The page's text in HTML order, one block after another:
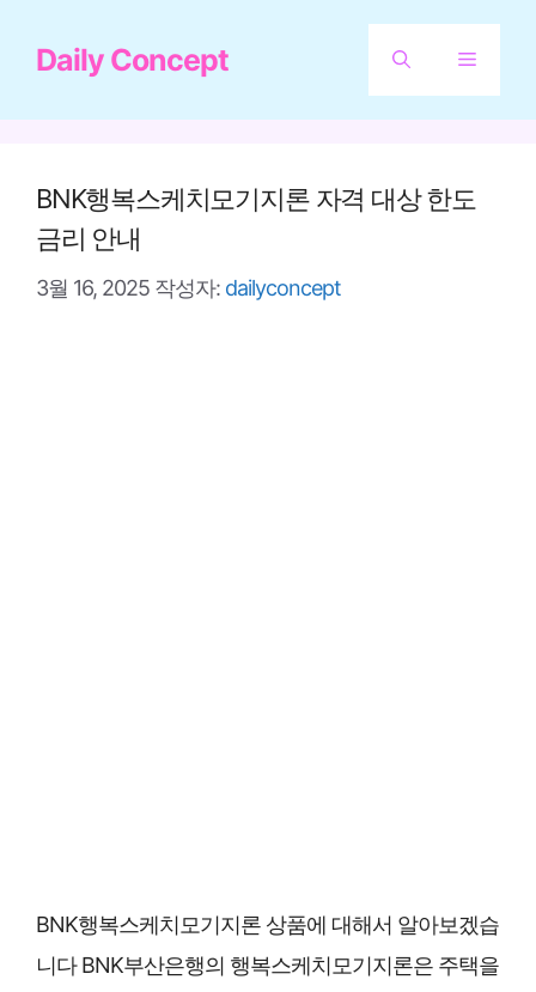
Daily Concept 메
BNK행복스케치모기지론 자격 대상 한도
금리 안내
3월 16, 2025 작성자: dailyconcept
BNK행복스케치모기지론 상품에 대해서 알아보겠습
니다 BNK부산은행의 행복스케치모기지론은 주택을